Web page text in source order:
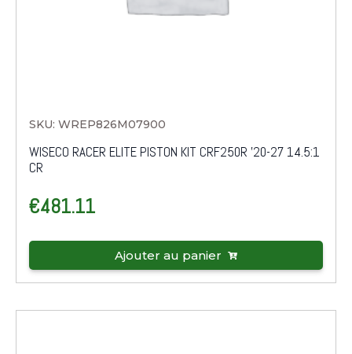
SKU: WREP826M07900
WISECO RACER ELITE PISTON KIT CRF250R '20-27 14.5:1
CR
€481.11
Ajouter au panier